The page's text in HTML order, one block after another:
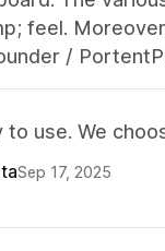
feel.
/
to use. We
Sep 17, 2025